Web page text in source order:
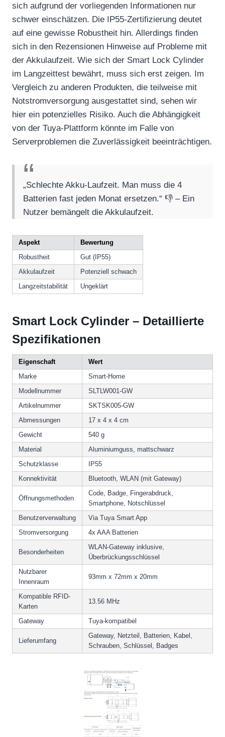
sich aufgrund der vorliegenden Informationen nur
schwer einschätzen. Die IP55-Zertifizierung deutet
auf eine gewisse Robustheit hin. Allerdings finden
sich in den Rezensionen Hinweise auf Probleme mit
der Akkulaufzeit. Wie sich der Smart Lock Cylinder
im Langzeittest bewährt, muss sich erst zeigen. Im
Vergleich zu anderen Produkten, die teilweise mit
Notstromversorgung ausgestattet sind, sehen wir
hier ein potenzielles Risiko. Auch die Abhängigkeit
von der Tuya-Plattform könnte im Falle von
Serverproblemen die Zuverlässigkeit beeinträchtigen.
„Schlechte Akku-Laufzeit. Man muss die 4
Batterien fast jeden Monat ersetzen.“ 👎 – Ein
Nutzer bemängelt die Akkulaufzeit.
Aspekt
Bewertung
Robustheit
Gut (IP55)
Akkulaufzeit
Potenziell schwach
Langzeitstabilität
Ungeklärt
Smart Lock Cylinder – Detaillierte
Spezifikationen
Eigenschaft
Wert
Marke
Smart-Home
Modellnummer
SLTLW001-GW
Artikelnummer
SKTSK005-GW
Abmessungen
17 x 4 x 4 cm
Gewicht
540 g
Material
Aluminiumguss, mattschwarz
Schutzklasse
IP55
Konnektivität
Bluetooth, WLAN (mit Gateway)
Öffnungsmethoden
Code, Badge, Fingerabdruck,
Smartphone, Notschlüssel
Benutzerverwaltung
Via Tuya Smart App
Stromversorgung
4x AAA Batterien
Besonderheiten
WLAN-Gateway inklusive,
Überbrückungsschlüssel
Nutzbarer
Innenraum
93mm x 72mm x 20mm
Kompatible RFID-
Karten
13.56 MHz
Gateway Tuya-kompatibel
Lieferumfang
Gateway, Netzteil, Batterien, Kabel,
Schrauben, Schlüssel, Badges